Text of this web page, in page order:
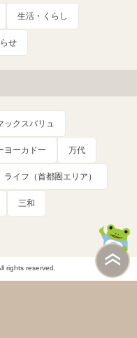
生活・くらし
せ
ックスバリュ
ヨーカドー 万代
ライフ（首都圏エリア）
三和
rights reserved.